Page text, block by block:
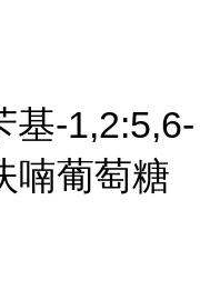
基-1,2:5,6-
喃葡萄糖